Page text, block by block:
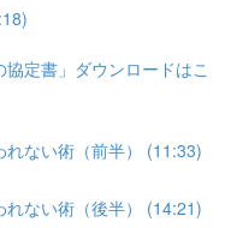
定書」ダウンロードはこ
ない術（前半） (11:33)
ない術（後半） (14:21)